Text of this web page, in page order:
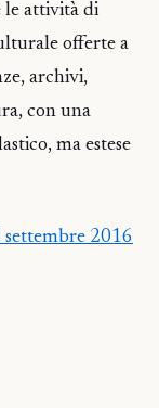
le attività di
offerte a
archivi,
con una
ma estese
2016